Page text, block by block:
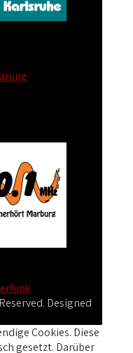
Designed
Cookies. Diese
gesetzt. Darüber